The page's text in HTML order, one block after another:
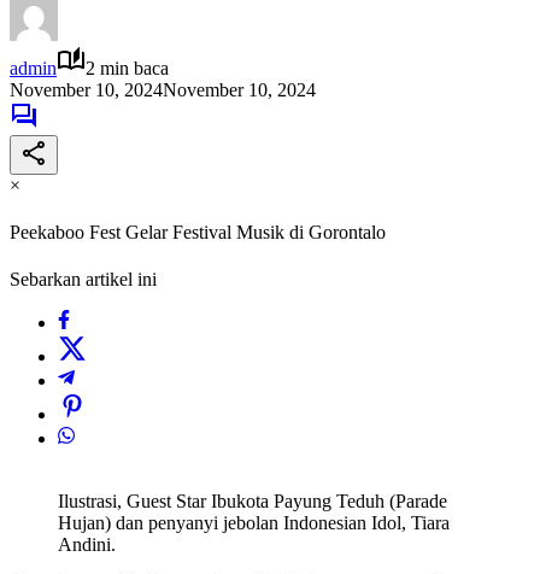
admin
2 min baca
November 10, 2024November 10, 2024
×
Peekaboo Fest Gelar Festival Musik di Gorontalo
Sebarkan artikel ini
Ilustrasi, Guest Star Ibukota Payung Teduh (Parade
Hujan) dan penyanyi jebolan Indonesian Idol, Tiara
Andini.